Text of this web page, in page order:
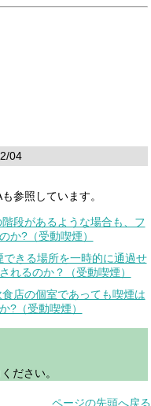
04
参照しています。
段があるような場合も、フ
か?（受動喫煙）
きる場所を一時的に通過せ
れるのか？（受動喫煙）
店の個室であっても喫煙は
?（受動喫煙）
ださい。
ページの先頭へ戻る